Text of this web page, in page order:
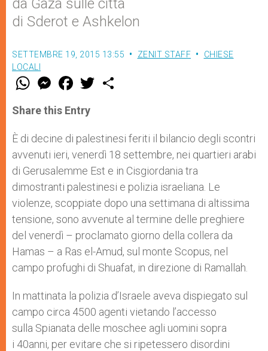
da Gaza sulle città
di Sderot e Ashkelon
SETTEMBRE 19, 2015 13:55 ZENIT STAFF
CHIESE
LOCALI
W
t
s
p
p
M
e
s
e
g
e
r
F
a
e
b
o
k
w
r
Share this Entry
È di decine di palestinesi feriti il bilancio degli scontri
avvenuti ieri, venerdì 18 settembre, nei quartieri arabi
di Gerusalemme Est e in Cisgiordania tra
dimostranti palestinesi e polizia israeliana. Le
violenze, scoppiate dopo una settimana di altissima
tensione, sono avvenute al termine delle preghiere
del venerdì – proclamato giorno della collera da
Hamas – a Ras el-Amud, sul monte Scopus, nel
campo profughi di Shuafat, in direzione di Ramallah.
In mattinata la polizia d’Israele aveva dispiegato sul
campo circa 4500 agenti vietando l’accesso
sulla Spianata delle moschee agli uomini sopra
i 40anni, per evitare che si ripetessero disordini